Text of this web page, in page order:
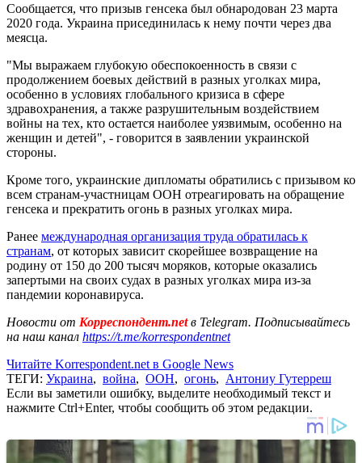
Сообщается, что призыв генсека был обнародован 23 марта
2020 года. Украина присединилась к нему почти через два
меясца.
"Мы выражаем глубокую обеспокоенность в связи с
продолжением боевых действий в разных уголках мира,
особенно в условиях глобального кризиса в сфере
здравохранения, а также разрушительным воздействием
войны на тех, кто остается наиболее уязвимым, особенно на
женщин и детей", - говорится в заявлении украинской
стороны.
Кроме того, украинские дипломаты обратились с призывом ко
всем странам-участницам ООН отреагировать на обращение
генсека и прекратить огонь в разных уголках мира.
Ранее международная организация труда обратилась к
странам, от которых зависит скорейшее возвращение на
родину от 150 до 200 тысяч моряков, которые оказались
запертыми на своих судах в разных уголках мира из-за
пандемии коронавируса.
Новости от Корреспондент.netв Telegram. Подписывайтесь
на наш канал https://t.me/korrespondentnet
Читайте Korrespondent.net в Google News
ТЕГИ: Украина, война, ООН, огонь, Антониу Гутерреш
Если вы заметили ошибку, выделите необходимый текст и
нажмите Ctrl+Enter, чтобы сообщить об этом редакции.